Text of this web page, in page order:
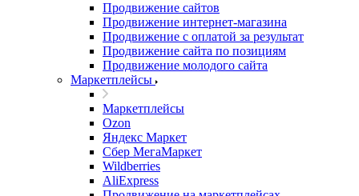
Продвижение сайтов
Продвижение интернет-магазина
Продвижение с оплатой за результат
Продвижение сайта по позициям
Продвижение молодого сайта
Маркетплейсы
Маркетплейсы
Ozon
Яндекс Маркет
Сбер МегаМаркет
Wildberries
AliExpress